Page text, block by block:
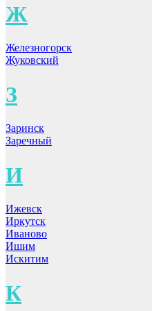
Ж
Железногорск
Жуковский
З
Заринск
Заречный
И
Ижевск
Иркутск
Иваново
Ишим
Искитим
К